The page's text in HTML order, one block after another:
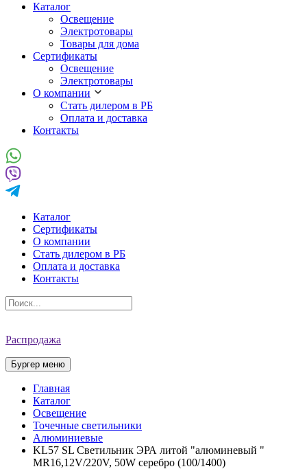
Каталог
Освещение
Электротовары
Товары для дома
Сертификаты
Освещение
Электротовары
О компании
Стать дилером в РБ
Оплата и доставка
Контакты
Каталог
Сертификаты
О компании
Стать дилером в РБ
Оплата и доставка
Контакты
Распродажа
Бургер меню
Главная
Каталог
Освещение
Точечные светильники
Алюминиевые
KL57 SL Светильник ЭРА литой "алюминевый "
MR16,12V/220V, 50W серебро (100/1400)